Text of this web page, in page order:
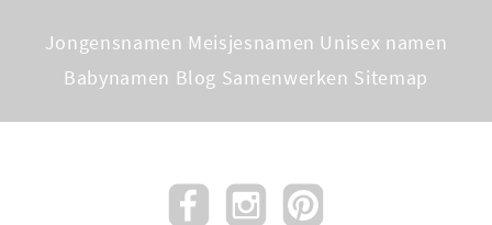
Jongensnamen Meisjesnamen Unisex namen
Babynamen Blog Samenwerken Sitemap